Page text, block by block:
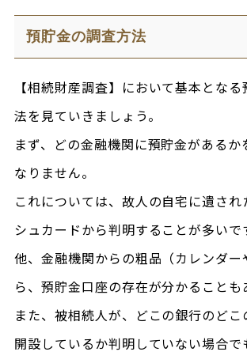
預貯金の調査方法
【相続財産調査】において基本とな
法を見ていきましょう。
まず、どの金融機関に預貯金がある
なりません。
これについては、故人の自宅に遺され
シュカードから判明することが多いで
他、金融機関からの粗品（カレンダ
ら、預貯金口座の存在が分かることも
また、被相続人が、どこの銀行のどこ
開設しているか判明していない場合で